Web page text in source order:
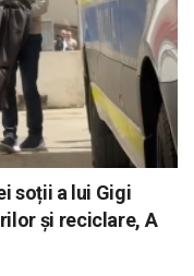
soții a lui Gigi
și reciclare, A